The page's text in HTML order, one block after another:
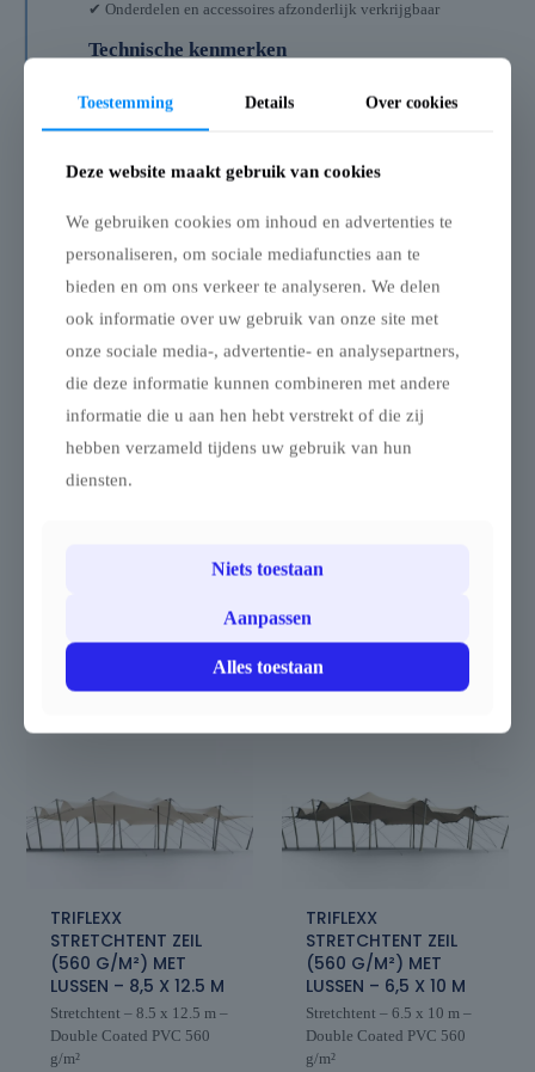
✔ Onderdelen en accessoires afzonderlijk verkrijgbaar
Technische kenmerken
✔ Materiaal: double coated PVC
✔ Gewicht doek: 560 g/m²
✔ Maximale trekkracht: 1.000 N / 5 cm
✔ Windweerstand: tot 85 km/u (8 Beaufort)
✔ Brandnorm: M2 / B1
✔ Personen: afhankelijk van opstelling
✔ Waterdicht: ja
✔ UV-bestendig: ja
Een TRIFLEXX double coated stretchtent zeil met lussen
semiprofessionele opstellingen.
Aanvullende informatie
TRIFLEXX
STRETCHTENT ZEIL
(560 G/M²) MET
LUSSEN – 8,5 X 12.5 M
Stretchtent – 8.5 x 12.5 m –
Double Coated PVC 560
g/m²
TRIFLEXX
STRETCHTENT ZEIL
(560 G/M²) MET
LUSSEN – 6,5 X 10 M
Stretchtent – 6.5 x 10 m –
Double Coated PVC 560
g/m²
Toestemming Details Over cookies
Deze website maakt gebruik van cookies
We gebruiken cookies om inhoud en advertenties te
personaliseren, om sociale mediafuncties aan te
bieden en om ons verkeer te analyseren. We delen
ook informatie over uw gebruik van onze site met
onze sociale media-, advertentie- en analysepartners,
die deze informatie kunnen combineren met andere
informatie die u aan hen hebt verstrekt of die zij
hebben verzameld tijdens uw gebruik van hun
diensten.
Niets toestaan
Aanpassen
Alles toestaan